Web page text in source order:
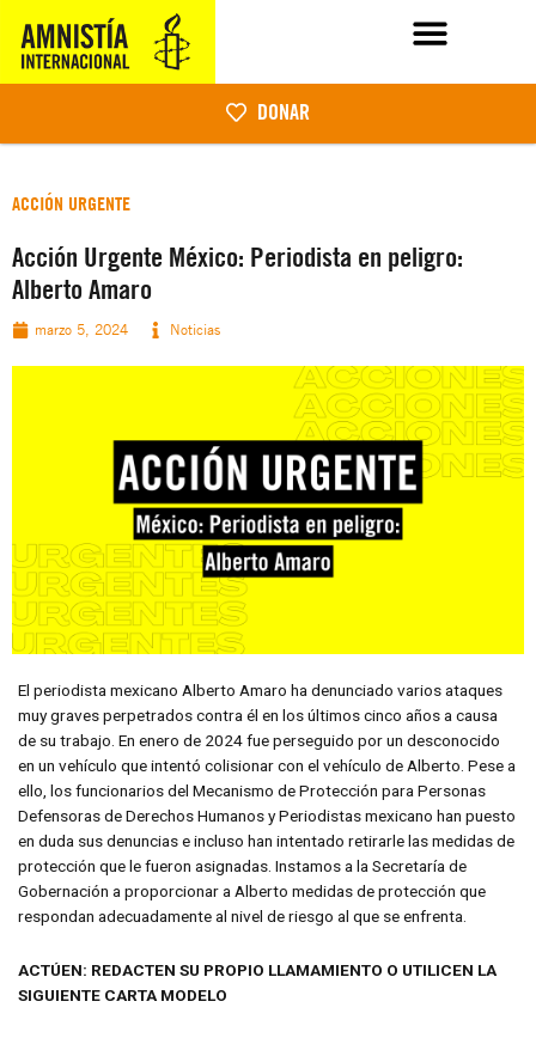
DONAR
ACCIÓN URGENTE
Acción Urgente México: Periodista en peligro:
Alberto Amaro
marzo 5, 2024 Noticias
El periodista mexicano Alberto Amaro ha denunciado varios ataques
muy graves perpetrados contra él en los últimos cinco años a causa
de su trabajo. En enero de 2024 fue perseguido por un desconocido
en un vehículo que intentó colisionar con el vehículo de Alberto. Pese a
ello, los funcionarios del Mecanismo de Protección para Personas
Defensoras de Derechos Humanos y Periodistas mexicano han puesto
en duda sus denuncias e incluso han intentado retirarle las medidas de
protección que le fueron asignadas. Instamos a la Secretaría de
Gobernación a proporcionar a Alberto medidas de protección que
respondan adecuadamente al nivel de riesgo al que se enfrenta.
ACTÚEN: REDACTEN SU PROPIO LLAMAMIENTO O UTILICEN LA
SIGUIENTE CARTA MODELO